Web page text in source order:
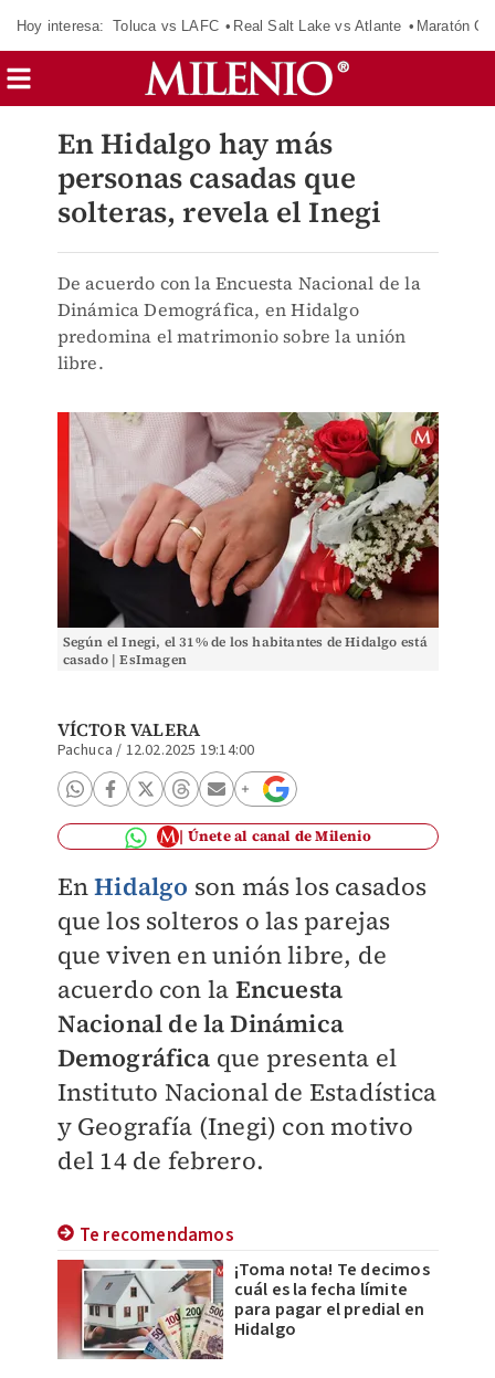
Hoy interesa: Toluca vs LAFC Real Salt Lake vs Atlante Maratón
En Hidalgo hay más
personas casadas que
solteras, revela el Inegi
De acuerdo con la Encuesta Nacional de la
Dinámica Demográfica, en Hidalgo
predomina el matrimonio sobre la unión
libre.
Según el Inegi, el 31% de los habitantes de Hidalgo está
casado | EsImagen
VÍCTOR VALERA
Pachuca / 12.02.2025 19:14:00
Únete al canal de Milenio
EnHidalgo son más los casados
que los solteros o las parejas
que viven en unión libre, de
acuerdo con la Encuesta
Nacional de la Dinámica
Demográfica que presenta el
Instituto Nacional de Estadística
y Geografía (Inegi) con motivo
del 14 de febrero.
Te recomendamos
¡Toma nota! Te decimos
cuál es la fecha límite
para pagar el predial en
Hidalgo